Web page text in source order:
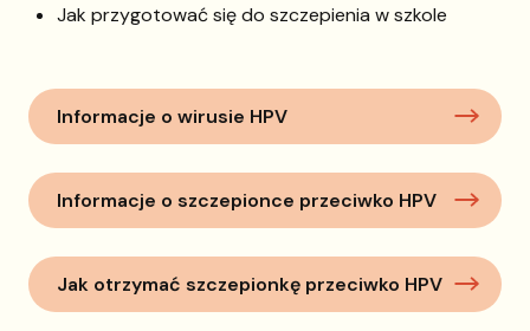
Jak przygotować się do szczepienia w szkole
Informacje o wirusie HPV
Informacje o szczepionce przeciwko HPV
Jak otrzymać szczepionkę przeciwko HPV